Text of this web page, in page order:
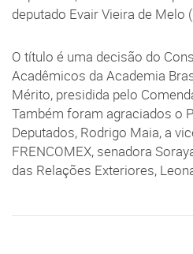
deputado Evair Vieira de Melo
O título é uma decisão do
Acadêmicos da Academia
Mérito, presidida pelo
Também foram agraciados o
Deputados, Rodrigo Maia, a
FRENCOMEX, senadora
das Relações Exteriores,